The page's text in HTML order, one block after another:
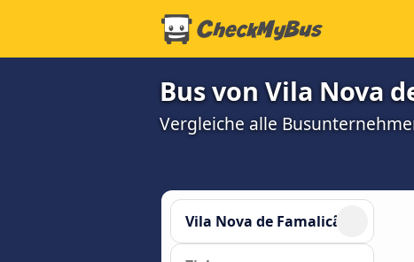
Bus von Vila Nova
Vergleiche alle